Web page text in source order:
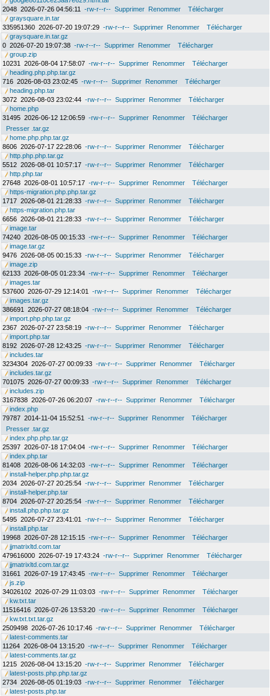
2048 2026-07-26 04:56:11 -rw-r--r-- Supprimer Renommer
Télécharger
graysquare.in.tar
335951360 2026-07-20 19:07:29 -rw-r--r-- Supprimer Renommer
Télécharger
graysquare.in.tar.gz
0 2026-07-20 19:07:38 -rw-r--r-- Supprimer Renommer
Télécharger
group.zip
10231
2026-08-04 17:58:07 -rw-r--r-- Supprimer Renommer
Télécharger
heading.php.php.tar.gz
716 2026-08-03 23:02:45 -rw-r--r-- Supprimer Renommer
Télécharger
heading.php.tar
3072 2026-08-03 23:02:44 -rw-r--r-- Supprimer Renommer
Télécharger
home.php
31495 2026-06-12 12:06:59 -rw-r--r-- Supprimer Renommer
Télécharger
Presser .tar.gz
home.php.php.tar.gz
8606 2026-07-17 22:28:06 -rw-r--r-- Supprimer Renommer
Télécharger
http.php.php.tar.gz
5512 2026-08-01 10:57:17 -rw-r--r-- Supprimer Renommer
Télécharger
http.php.tar
27648 2026-08-01 10:57:17 -rw-r--r-- Supprimer Renommer
Télécharger
https-migration.php.php.tar.gz
1717 2026-08-01 21:28:33 -rw-r--r-- Supprimer Renommer
Télécharger
https-migration.php.tar
6656 2026-08-01 21:28:33 -rw-r--r-- Supprimer Renommer
Télécharger
image.tar
74240 2026-08-05 00:15:33 -rw-r--r-- Supprimer Renommer
Télécharger
image.tar.gz
9476 2026-08-05 00:15:33 -rw-r--r-- Supprimer Renommer
Télécharger
image.zip
62133 2026-08-05 01:23:34 -rw-r--r-- Supprimer Renommer
Télécharger
images.tar
537600 2026-07-29 12:14:01 -rw-r--r-- Supprimer Renommer
Télécharger
images.tar.gz
386691
2026-07-27 08:18:04 -rw-r--r-- Supprimer Renommer
Télécharger
import.php.php.tar.gz
2367 2026-07-27 23:58:19 -rw-r--r-- Supprimer Renommer
Télécharger
import.php.tar
8192 2026-07-28 12:43:25 -rw-r--r-- Supprimer Renommer
Télécharger
includes.tar
3234304 2026-07-27 00:09:33 -rw-r--r-- Supprimer Renommer
Télécharger
includes.tar.gz
701075 2026-07-27 00:09:33 -rw-r--r-- Supprimer Renommer
Télécharger
includes.zip
3167838 2026-07-26 06:20:07 -rw-r--r-- Supprimer Renommer
Télécharger
index.php
79787 2014-11-04 15:52:51 -rw-r--r-- Supprimer Renommer
Télécharger
Presser .tar.gz
index.php.php.tar.gz
25397 2026-07-18 17:04:04 -rw-r--r-- Supprimer Renommer
Télécharger
index.php.tar
81408 2026-08-06 14:32:03 -rw-r--r-- Supprimer Renommer
Télécharger
install-helper.php.php.tar.gz
2034 2026-07-27 20:25:54 -rw-r--r-- Supprimer Renommer
Télécharger
install-helper.php.tar
8704 2026-07-27 20:25:54 -rw-r--r-- Supprimer Renommer
Télécharger
install.php.php.tar.gz
5495 2026-07-27 23:41:01 -rw-r--r-- Supprimer Renommer
Télécharger
install.php.tar
19968 2026-07-28 12:15:15 -rw-r--r-- Supprimer Renommer
Télécharger
jjmatrixltd.com.tar
479616000 2026-07-19 17:43:24 -rw-r--r-- Supprimer Renommer
Télécharger
jjmatrixltd.com.tar.gz
31661
2026-07-19 17:43:45 -rw-r--r-- Supprimer Renommer
Télécharger
js.zip
34026102 2026-07-29 11:03:03 -rw-r--r-- Supprimer Renommer
Télécharger
kw.txt.tar
11516416 2026-07-26 13:53:20 -rw-r--r-- Supprimer Renommer
Télécharger
kw.txt.txt.tar.gz
2509498 2026-07-26 10:17:46 -rw-r--r-- Supprimer Renommer
Télécharger
latest-comments.tar
11264 2026-08-04 13:15:20 -rw-r--r-- Supprimer Renommer
Télécharger
latest-comments.tar.gz
1215 2026-08-04 13:15:20 -rw-r--r-- Supprimer Renommer
Télécharger
latest-posts.php.php.tar.gz
2734 2026-08-05 01:19:03 -rw-r--r-- Supprimer Renommer
Télécharger
latest-posts.php.tar